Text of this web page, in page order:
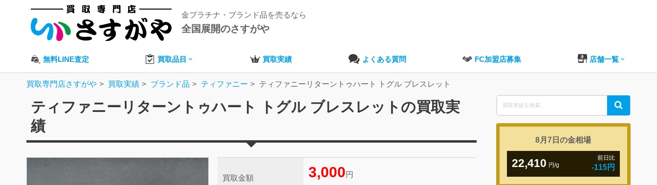
金プラチナ・ブランド品を売るなら
全国展開のさすがや
無料LINE査定 買取品目 買取実績 よくある質問 FC加盟店募集 店舗一覧
買取専門店さすがや 買取実績 ブランド品 ティファニー ティファニーリターントゥハート トグル ブレスレット
ティファニーリターントゥハート トグル ブレスレットの買取実
績
買取金額 3,000 円
Search
for:
Search
8月7日の金相場
22,410 円/g
前日比
-115円